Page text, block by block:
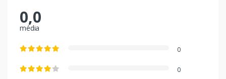
0,0
média
0
0